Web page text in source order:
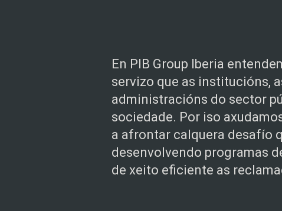
En PIB Group Iberia
servizo que as institucións,
administracións do sector
sociedade. Por iso
a afrontar calquera desafío
desenvolvendo programas
de xeito eficiente as